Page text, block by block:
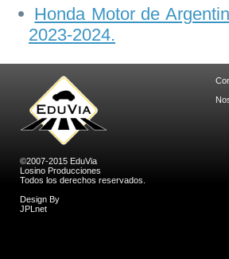
Honda Motor de
2023-2024.
©2007-2015 EduVia
Losino Producciones
Todos los derechos reservados.
Design By
JPLnet